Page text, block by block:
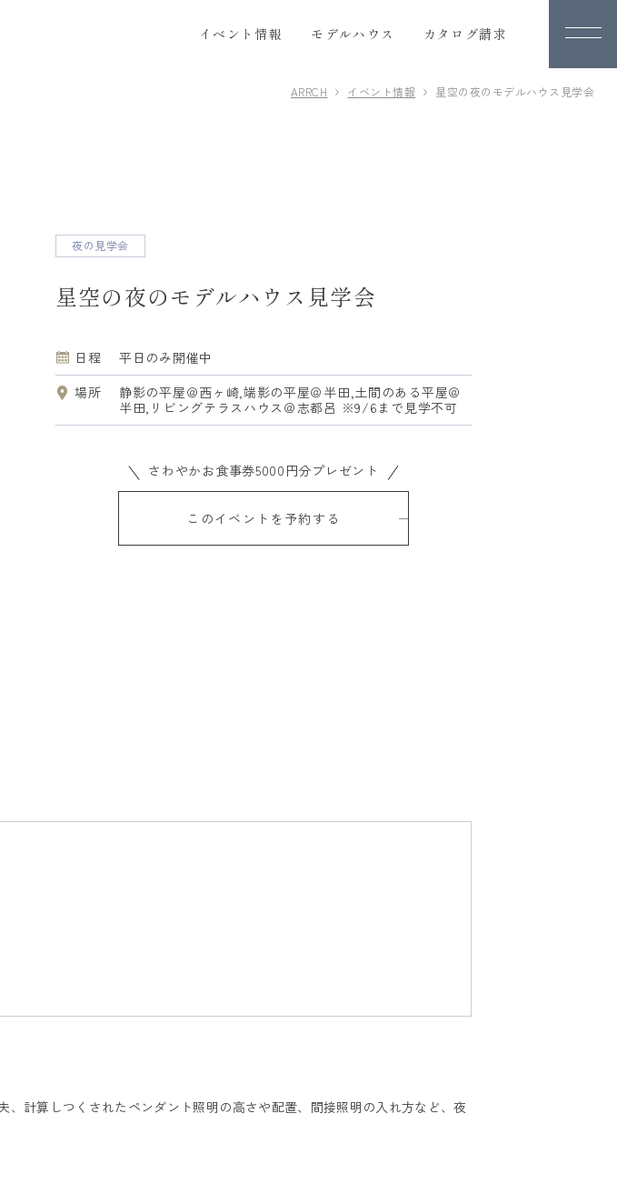
イベント情報 モデルハウス カタログ請求
デザイン・設計
住宅性能
資金計画
土地探し
ARRCHの歴史
スタッフ紹介
建築家紹介
トップページ
ARRCH イベント情報 星空の夜のモデルハウス見学会
夜の見学会
星空の夜のモデルハウス見学会
日程
平日のみ開催中
場所
静影の平屋＠西ヶ崎,端影の平屋＠半田,土間のある平屋＠
半田,リビングテラスハウス＠志都呂 ※9/6まで見学不可
さわやかお食事券5000円分プレゼント
このイベントを予約する
計算しつくされたペンダント照明の高さや配置、間接照明の入れ方など、夜